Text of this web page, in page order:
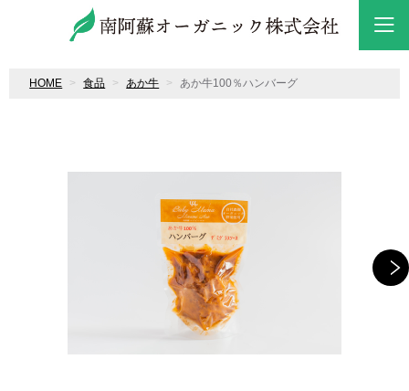
HOME 食品 あか牛 あか牛100％ハンバーグ